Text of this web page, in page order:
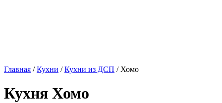
Главная /Кухни /Кухни из ДСП / Хомо
Кухня Хомо